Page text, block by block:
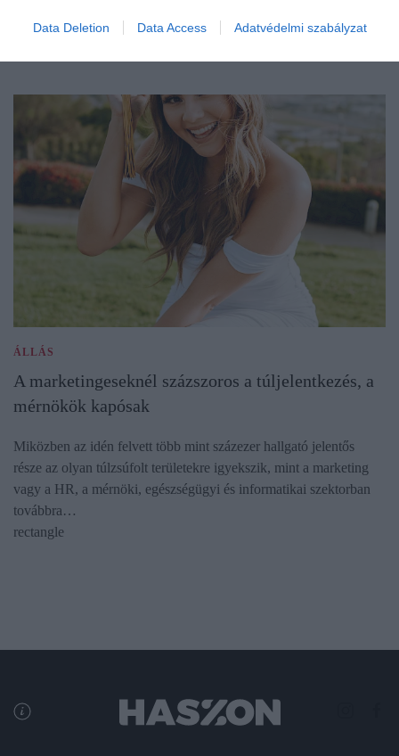
Data Deletion Data Access Adatvédelmi szabályzat
ÁLLÁS
A marketingeseknél százszoros a túljelentkezés, a
mérnökök kapósak
Miközben az idén felvett több mint százezer hallgató jelentős
része az olyan túlzsúfolt területekre igyekszik, mint a marketing
vagy a HR, a mérnöki, egészségügyi és informatikai szektorban
továbbra…
rectangle